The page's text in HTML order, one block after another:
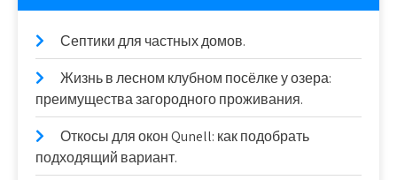
Септики для частных домов.
Жизнь в лесном клубном посёлке у озера:
преимущества загородного проживания.
Откосы для окон Qunell: как подобрать
подходящий вариант.